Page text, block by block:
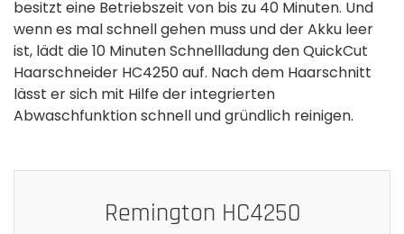
besitzt eine Betriebszeit von bis zu 40 Minuten. Und
wenn es mal schnell gehen muss und der Akku leer
ist, lädt die 10 Minuten Schnellladung den QuickCut
Haarschneider HC4250 auf. Nach dem Haarschnitt
lässt er sich mit Hilfe der integrierten
Abwaschfunktion schnell und gründlich reinigen.
Remington HC4250